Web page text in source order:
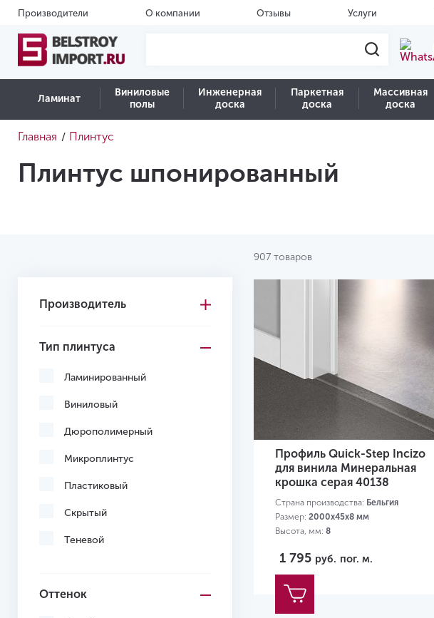
Производители О компании Отзывы Услуги
Ламинат
Виниловые
полы
Инженерная
доска
Паркетная
доска
Массивная
доска
Главная / Плинтус
Плинтус шпонированный
907 товаров
Производитель
Тип плинтуса
Ламинированный
Виниловый
Дюрополимерный
Микроплинтус
Пластиковый
Скрытый
Теневой
Оттенок
Профиль Quick-Step Incizo
для винила Минеральная
крошка серая 40138
Страна производства: Бельгия
Размер: 2000х45х8 мм
Высота, мм: 8
1 795 руб. пог. м.